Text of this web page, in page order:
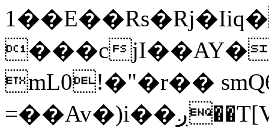
���c
mL0!�"�r��
=��Av�)i��ږ��T[V@�i��+�Y>t� /d